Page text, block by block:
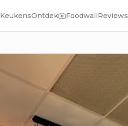
KeukensOntdek FoodwallReviews